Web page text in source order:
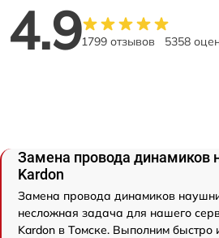
4.91799 отзывов 5358
Замена провода динамиков
Kardon
Замена провода динамиков
несложная задача для нашего
Kardon в Томске. Выполним быстро